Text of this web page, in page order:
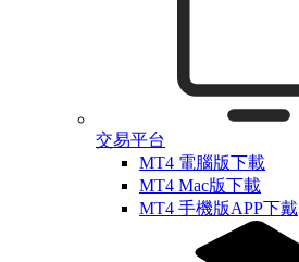
交易平台
MT4 電腦版下載
MT4 Mac版下載
MT4 手機版APP下戴